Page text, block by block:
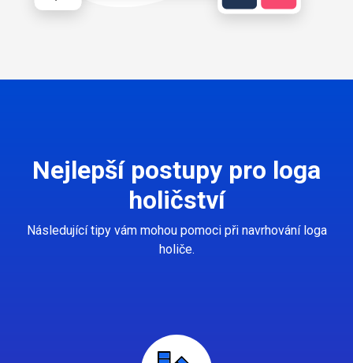
Nejlepší postupy pro loga
holičství
Následující tipy vám mohou pomoci při navrhování loga
holiče.